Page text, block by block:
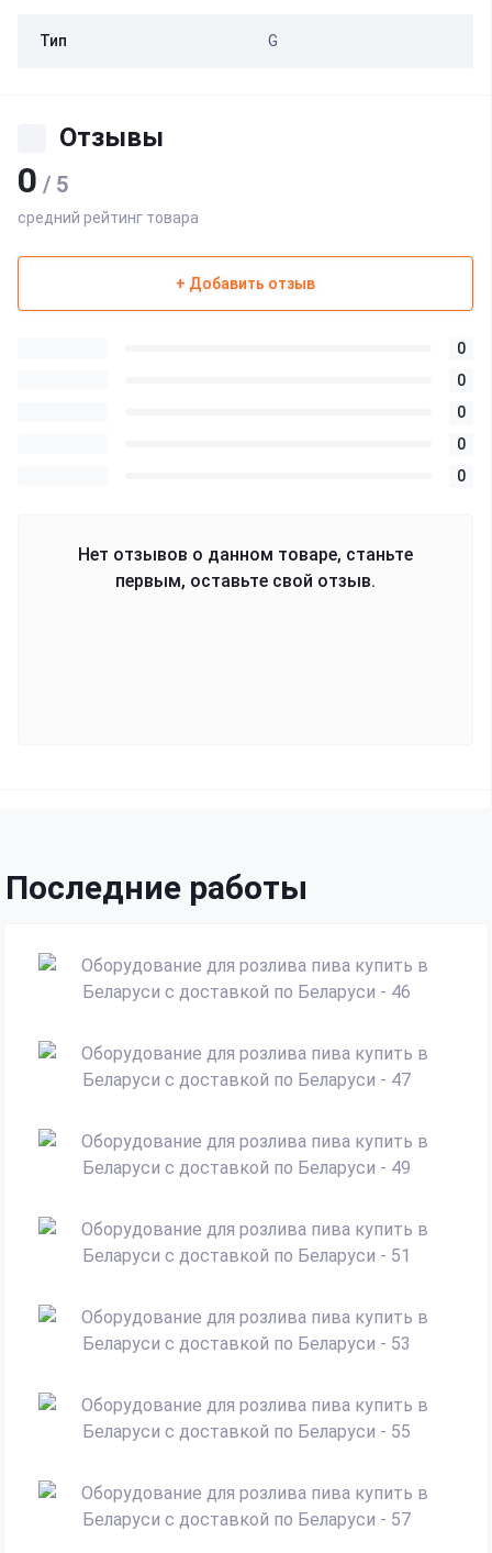
Тип G
Отзывы
0 / 5
средний рейтинг товара
+ Добавить отзыв
0
0
0
0
0
Нет отзывов о данном товаре, станьте
первым, оставьте свой отзыв.
Последние работы